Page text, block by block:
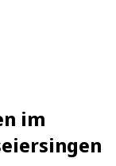
im